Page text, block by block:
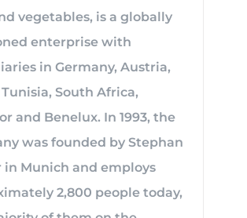
vegetables, is a globally
enterprise with
in Germany, Austria,
South Africa,
and Benelux. In 1993, the
was founded by Stephan
in Munich and employs
2,800 people today,